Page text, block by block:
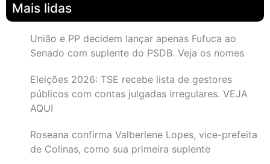
Mais lidas
União e PP decidem lançar apenas Fufuca ao
Senado com suplente do PSDB. Veja os nomes
Eleições 2026: TSE recebe lista de gestores
públicos com contas julgadas irregulares. VEJA
AQUI
Roseana confirma Valberlene Lopes, vice-prefeita
de Colinas, como sua primeira suplente